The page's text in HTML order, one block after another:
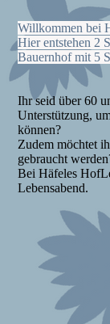
Willkommen bei
Hier entstehen 2
Bauernhof mit 5
Ihr seid über 60
Unterstützung,
können?
Zudem möchtet
gebraucht
Bei Häfeles
Lebensabend.